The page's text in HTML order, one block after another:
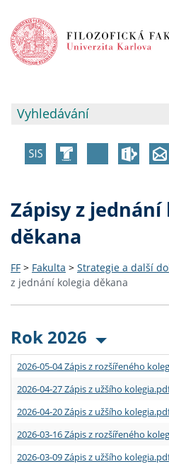
Zápisy z jednání
děkana
FF > Fakulta > Strategie a další
z jednání kolegia děkana
Rok 2026
2026-05-04 Zápis z rozšířeného
2026-04-27 Zápis z užšího
2026-04-20 Zápis z užšího
2026-03-16 Zápis z rozšířeného
2026-03-09 Zápis z užšího